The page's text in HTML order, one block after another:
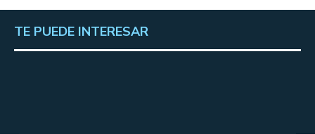
TE PUEDE INTERESAR